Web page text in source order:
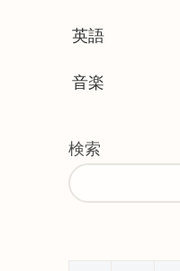
英語
音楽
検索